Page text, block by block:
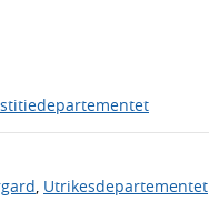
Utrikesdepartementet